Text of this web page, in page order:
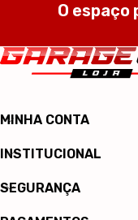
O espaço
MINHA CONTA
INSTITUCIONAL
SEGURANÇA